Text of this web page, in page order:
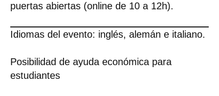
puertas abiertas(online de 10 a 12h).
Idiomas del evento: inglés, alemán e italiano.
Posibilidad de ayuda económica para
estudiantes